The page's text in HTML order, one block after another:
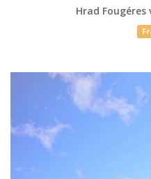
Hrad Fougéres